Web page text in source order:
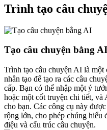
Trình tạo câu
Tạo câu chuyện bằng AI
Trình tạo câu chuyện AI là một
nhân tạo để tạo ra các câu
cấp. Bạn có thể nhập một ý
hoặc một cốt truyện chi tiết, và
cho bạn. Các công cụ này
rộng lớn, cho phép chúng hiểu
điệu và cấu trúc câu chuyện.